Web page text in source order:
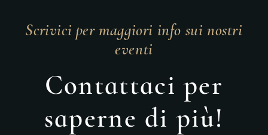
Scrivici per maggiori info sui nostri
eventi
Contattaci per
saperne di più!